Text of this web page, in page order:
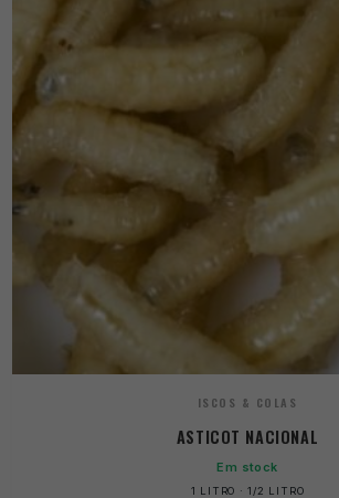
ISCOS & COLAS
ASTICOT NACIONAL
Em stock
1 LITRO · 1/2 LITRO